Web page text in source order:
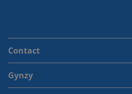
Contact
Gynzy